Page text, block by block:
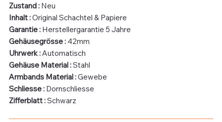
Zustand :Neu
Inhalt :Original Schachtel & Papiere
Garantie :Herstellergarantie 5 Jahre
Gehäusegrösse : 42mm
Uhrwerk :Automatisch
Gehäuse Material :Stahl
Armbands Material :Gewebe
Schliesse : Dornschliesse
Zifferblatt :Schwarz